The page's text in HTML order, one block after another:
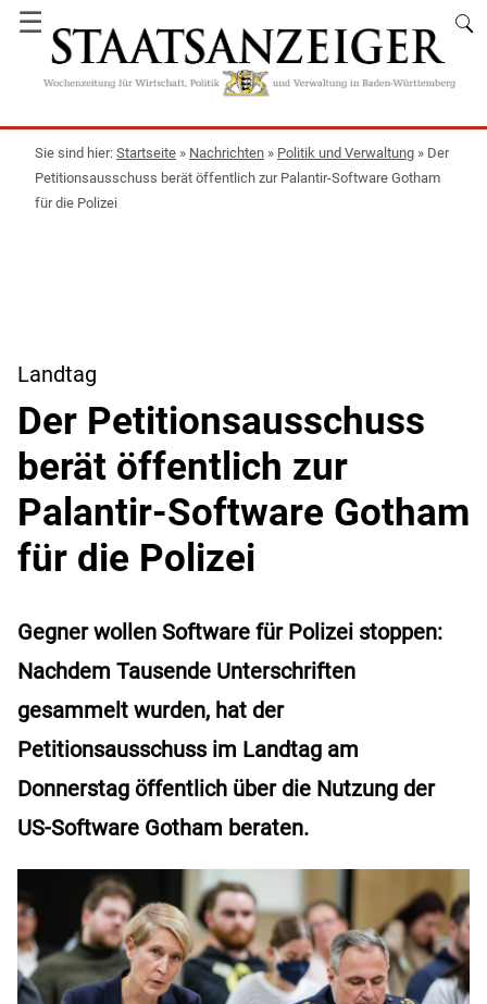
☰
Startseite » Nachrichten » Politik und Verwaltung » Der
Petitionsausschuss berät öffentlich zur Palantir-Software Gotham
für die Polizei
Landtag
Der Petitionsausschuss
berät öffentlich zur
Palantir-Software Gotham
für die Polizei
Gegner wollen Software für Polizei stoppen:
Nachdem Tausende Unterschriften
gesammelt wurden, hat der
Petitionsausschuss im Landtag am
Donnerstag öffentlich über die Nutzung der
US-Software Gotham beraten.